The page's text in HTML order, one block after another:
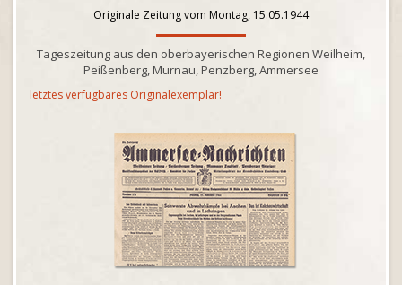
Originale Zeitung vom Montag, 15.05.1944
Tageszeitung aus den oberbayerischen Regionen Weilheim,
Peißenberg, Murnau, Penzberg, Ammersee
letztes verfügbares Originalexemplar!